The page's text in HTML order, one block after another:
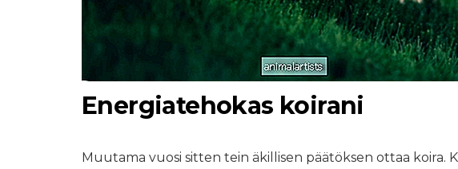
Energiatehokas koirani
Muutama vuosi sitten tein äkillisen päätöksen ottaa koira.